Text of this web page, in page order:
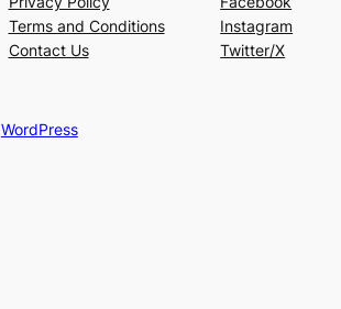
Terms and Conditions
Contact Us
Instagram
Twitter/X
WordPress